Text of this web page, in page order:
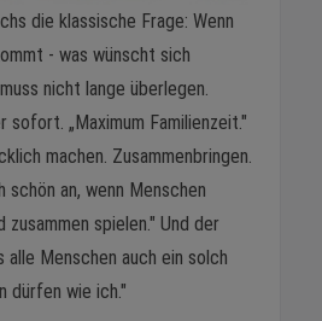
die klassische Frage: Wenn
- was wünscht sich
nicht lange überlegen.
sofort. „Maximum Familienzeit."
machen. Zusammenbringen.
an, wenn Menschen
zusammen spielen." Und der
alle Menschen auch ein solch
dürfen wie ich."